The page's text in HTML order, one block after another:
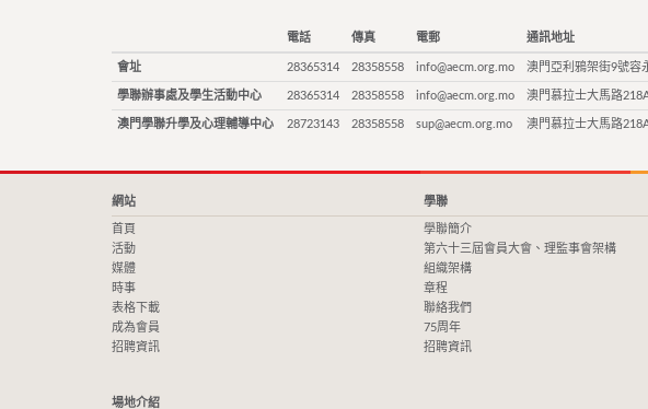
電話 傳真 電郵 通訊地址
會址 28365314 28358558 info@aecm.org.mo 澳門亞利鴉架街9號容
學聯辦事處及學生活動中心 28365314 28358558 info@aecm.org.mo 澳門慕拉士大馬路
澳門學聯升學及心理輔導中心 28723143 28358558 sup@aecm.org.mo 澳門慕拉士大馬路
網站
首頁
活動
媒體
時事
表格下載
成為會員
招聘資訊
學聯
學聯簡介
第六十三屆會員大會、理監事會架構
組織架構
章程
聯絡我們
75周年
招聘資訊
場地介紹